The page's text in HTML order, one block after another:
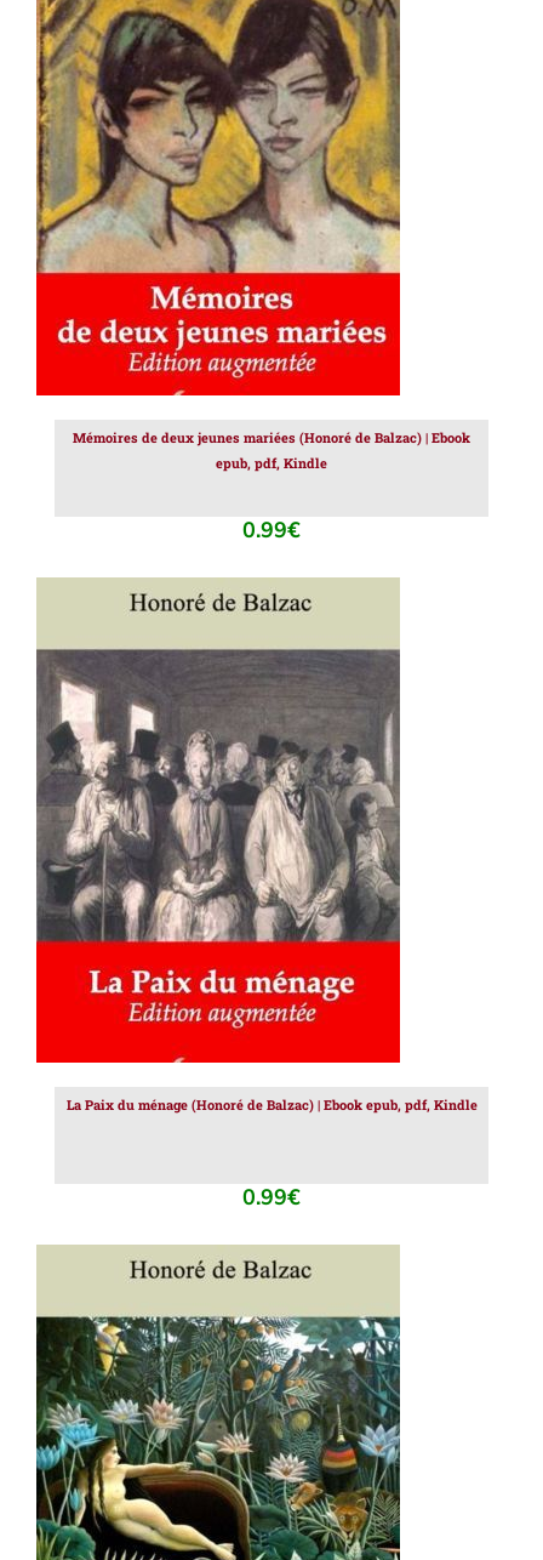
AJOUTER AU PANIER / DÉTAILS
Mémoires de deux jeunes mariées (Honoré de Balzac) | Ebook
epub, pdf, Kindle
0.99€
AJOUTER AU PANIER / DÉTAILS
La Paix du ménage (Honoré de Balzac) | Ebook epub, pdf, Kindle
0.99€
AJOUTER AU PANIER / DÉTAILS